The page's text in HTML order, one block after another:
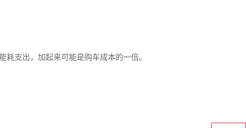
支出，加起来可能是购车成本的一倍。